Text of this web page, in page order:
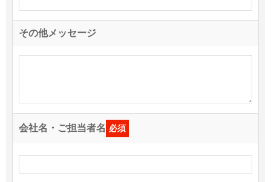
その他メッセージ
会社名・ご担当者名 必須